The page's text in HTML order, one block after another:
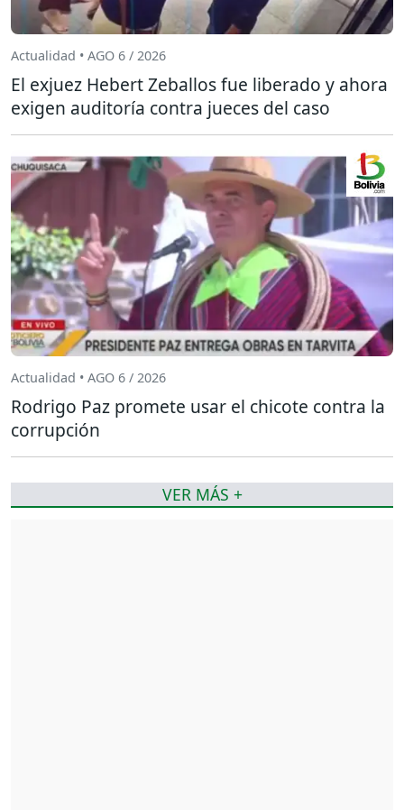
Actualidad • AGO 6 / 2026
El exjuez Hebert Zeballos fue liberado y ahora
exigen auditoría contra jueces del caso
Actualidad • AGO 6 / 2026
Rodrigo Paz promete usar el chicote contra la
corrupción
VER MÁS +